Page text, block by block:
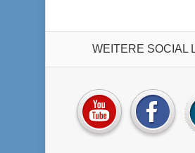
WEITERE SOCIAL